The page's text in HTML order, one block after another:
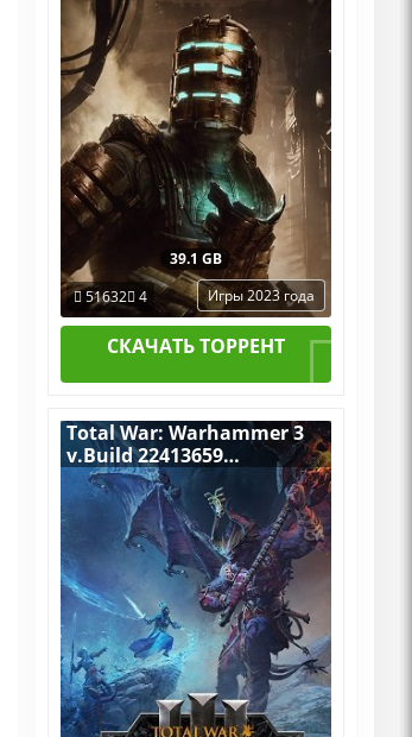
Механики со Всеми
Дополнениями (ALL DLC)
39.1 GB
51632 4 Игры 2023 года
СКАЧАТЬ ТОРРЕНТ
Total War: Warhammer 3
v.Build 22413659
[RUS|ENG] (2022) PC
RePack by R.G. Механики
со всеми Дополнениями